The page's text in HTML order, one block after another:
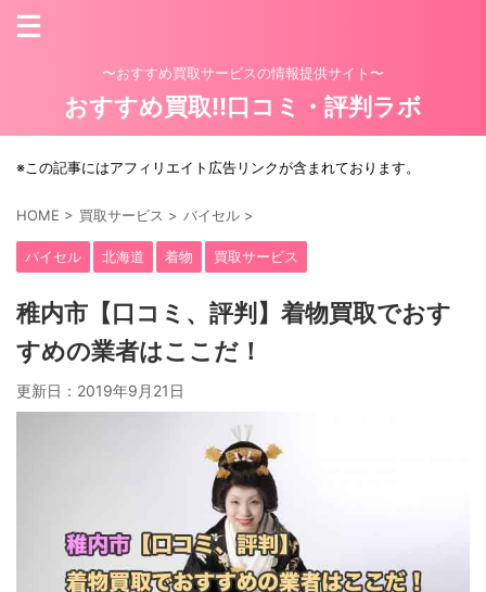
〜おすすめ買取サービスの情報提供サイト〜
おすすめ買取!!口コミ・評判ラボ
※この記事にはアフィリエイト広告リンクが含まれております。
HOME > 買取サービス > バイセル >
バイセル 北海道 着物 買取サービス
稚内市【口コミ、評判】着物買取でおす
すめの業者はここだ！
更新日： 2019年9月21日